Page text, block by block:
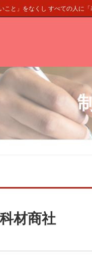
と」をなくし すべての人に「
材商社